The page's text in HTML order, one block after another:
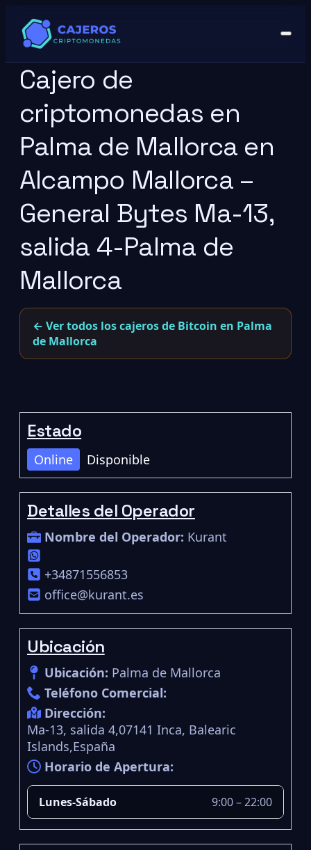
Cajero de
criptomonedas en
Palma de Mallorca en
Alcampo Mallorca –
General Bytes Ma-13,
salida 4-Palma de
Mallorca
← Ver todos los cajeros de Bitcoin en Palma
de Mallorca
Estado
Online Disponible
Detalles del Operador
Nombre del Operador: Kurant
+34871556853
office@kurant.es
Ubicación
Ubicación: Palma de Mallorca
Teléfono Comercial:
Dirección:
Ma-13, salida 4,07141 Inca, Balearic
Islands,España
Horario de Apertura:
Lunes-Sábado 9:00 – 22:00